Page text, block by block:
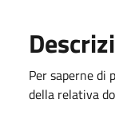
Per saperne di
della relativa